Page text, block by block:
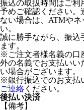
振込の取扱時間はご利
予めご確認ください。
ない場合は、ATMや
い。
誠に勝手ながら、振込
ます。
※ご注文者様名義の口
外の名義でお支払いい
い場合がございます。
※銀行振込でのお支払
ご連絡 ください。
後払い決済
【備考】